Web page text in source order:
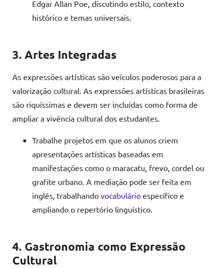
Edgar Allan Poe, discutindo estilo, contexto
histórico e temas universais.
3. Artes Integradas
As expressões artísticas são veículos poderosos para a
valorização cultural. As expressões artísticas brasileiras
são riquíssimas e devem ser incluídas como forma de
ampliar a vivência cultural dos estudantes.
Trabalhe projetos em que os alunos criem
apresentações artísticas baseadas em
manifestações como o maracatu, frevo, cordel ou
grafite urbano. A mediação pode ser feita em
inglês, trabalhando vocabulário específico e
ampliando o repertório linguístico.
4. Gastronomia como Expressão
Cultural